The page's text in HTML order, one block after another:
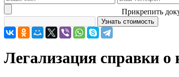
Прикрепить
Легализация справки о